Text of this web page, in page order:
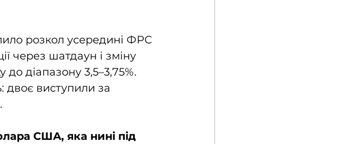
розкол усередині ФРС
через шатдаун і зміну
діапазону 3,5–3,75%.
двоє виступили за
США, яка нині під